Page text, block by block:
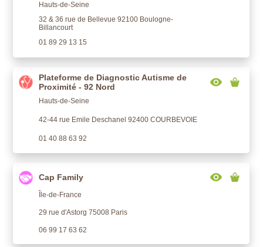
Hauts-de-Seine
32 & 36 rue de Bellevue 92100 Boulogne-
Billancourt
01 89 29 13 15
Plateforme de Diagnostic Autisme de
Proximité - 92 Nord
Hauts-de-Seine
42-44 rue Emile Deschanel 92400 COURBEVOIE
01 40 88 63 92
Cap Family
Île-de-France
29 rue d'Astorg 75008 Paris
06 99 17 63 62